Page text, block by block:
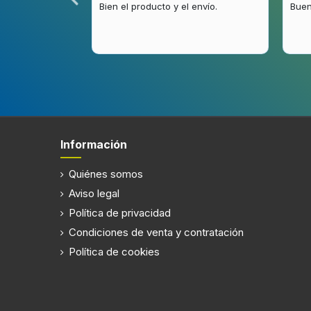
Bien el producto y el envío.
Información
Quiénes somos
Aviso legal
Política de privacidad
Condiciones de venta y contratación
Política de cookies